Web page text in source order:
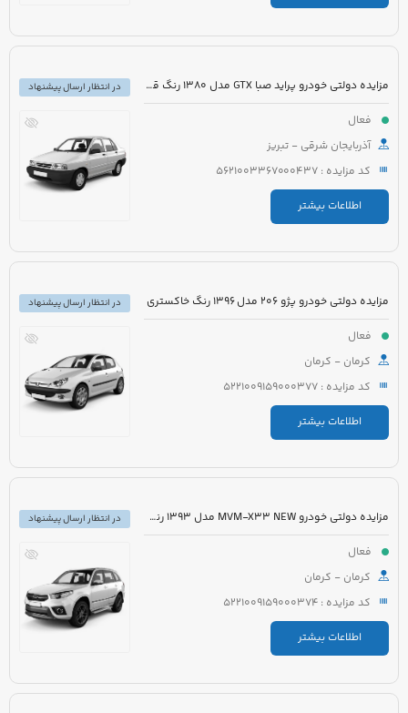
مزایده دولتی خودرو پراید صبا GTX مدل 1380 رنگ قرمز
فعال
آذربایجان شرقی - تبریز
کد مزایده : 5621003367000437
اطلاعات بیشتر
در انتظار ارسال پیشنهاد
مزایده دولتی خودرو پژو 206 مدل 1396 رنگ خاکستری
فعال
کرمان - کرمان
کد مزایده : 5221009159000377
اطلاعات بیشتر
در انتظار ارسال پیشنهاد
مزایده دولتی خودرو MVM-X33 NEW مدل 1393 رنگ سفید
فعال
کرمان - کرمان
کد مزایده : 5221009159000374
اطلاعات بیشتر
در انتظار ارسال پیشنهاد